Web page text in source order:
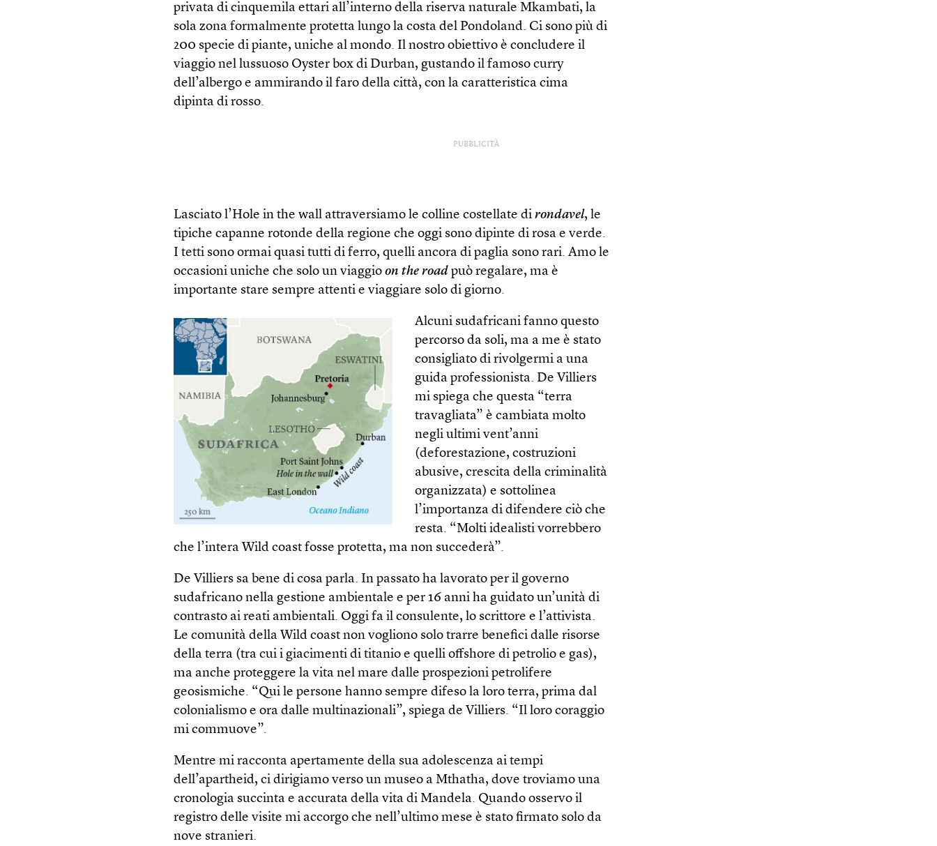
privata di cinquemila ettari all’interno della riserva naturale Mkambati, la
sola zona formalmente protetta lungo la costa del Pondoland. Ci sono più di
200 specie di piante, uniche al mondo. Il nostro obiettivo è concludere il
viaggio nel lussuoso Oyster box di Durban, gustando il famoso curry
dell’albergo e ammirando il faro della città, con la caratteristica cima
dipinta di rosso.
PUBBLICITÀ
Lasciato l’Hole in the wall attraversiamo le colline costellate dirondavel, le
tipiche capanne rotonde della regione che oggi sono dipinte di rosa e verde.
I tetti sono ormai quasi tutti di ferro, quelli ancora di paglia sono rari. Amo le
occasioni uniche che solo un viaggioon the road può regalare, ma è
importante stare sempre attenti e viaggiare solo di giorno.
Alcuni sudafricani fanno questo
percorso da soli, ma a me è stato
consigliato di rivolgermi a una
guida professionista. De Villiers
mi spiega che questa “terra
travagliata” è cambiata molto
negli ultimi vent’anni
(deforestazione, costruzioni
abusive, crescita della criminalità
organizzata) e sottolinea
l’importanza di difendere ciò che
resta. “Molti idealisti vorrebbero
che l’intera Wild coast fosse protetta, ma non succederà”.
De Villiers sa bene di cosa parla. In passato ha lavorato per il governo
sudafricano nella gestione ambientale e per 16 anni ha guidato un’unità di
contrasto ai reati ambientali. Oggi fa il consulente, lo scrittore e l’attivista.
Le comunità della Wild coast non vogliono solo trarre benefici dalle risorse
della terra (tra cui i giacimenti di titanio e quelli offshore di petrolio e gas),
ma anche proteggere la vita nel mare dalle prospezioni petrolifere
geosismiche. “Qui le persone hanno sempre difeso la loro terra, prima dal
colonialismo e ora dalle multinazionali”, spiega de Villiers. “Il loro coraggio
mi commuove”.
Mentre mi racconta apertamente della sua adolescenza ai tempi
dell’apartheid, ci dirigiamo verso un museo a Mthatha, dove troviamo una
cronologia succinta e accurata della vita di Mandela. Quando osservo il
registro delle visite mi accorgo che nell’ultimo mese è stato firmato solo da
nove stranieri.